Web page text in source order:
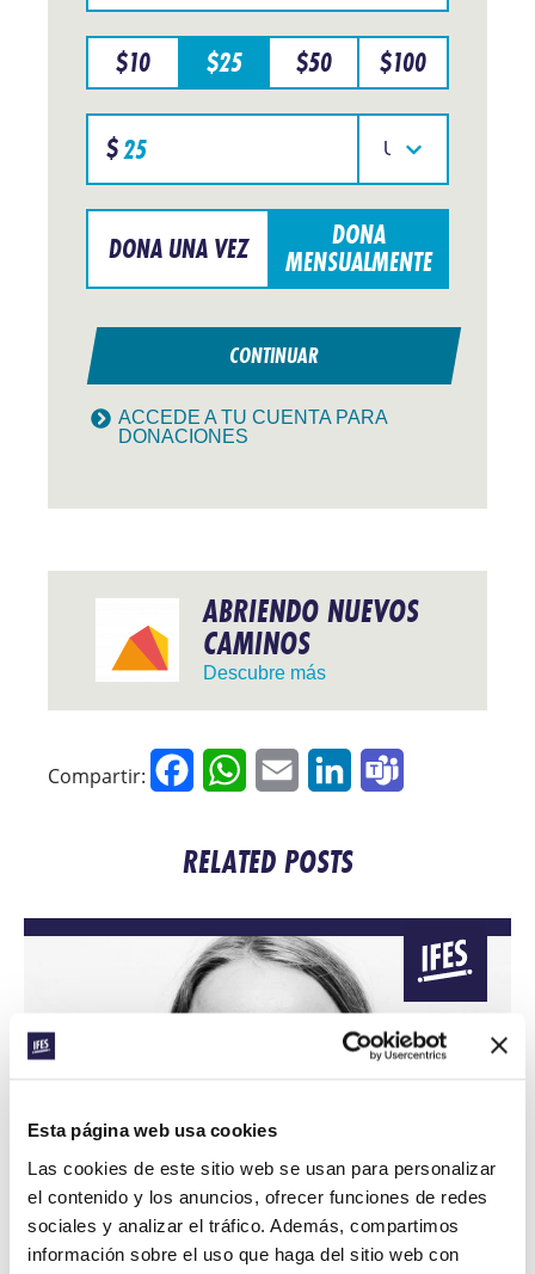
Esta página web usa cookies
Las cookies de este sitio web se usan para personalizar
el contenido y los anuncios, ofrecer funciones de redes
sociales y analizar el tráfico. Además, compartimos
información sobre el uso que haga del sitio web con
ACCEDE A TU CUENTA PARA
DONACIONES
en
una
región
especifica
$10 $25 $50 $100
Specify
donation
amount
$
Seleccione
su
DONA UNA VEZ DONA
MENSUALMENTE
CONTINUAR
ABRIENDO NUEVOS
CAMINOS
Descubre más
Compartir: FacebookWhatsApp
Email LinkedIn
RELATED POSTS
EL SUEÑO DE AIDA PARA
GUINEA ECUATORIAL
Una graduada de GBU España se muda para impulsar un